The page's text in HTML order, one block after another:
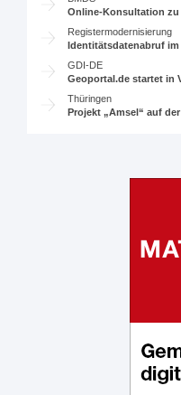
Online-Konsultation zu
Registermodernisierung
Identitätsdatenabruf im
GDI-DE
Geoportal.de startet in
Thüringen
Projekt „Amsel“ auf